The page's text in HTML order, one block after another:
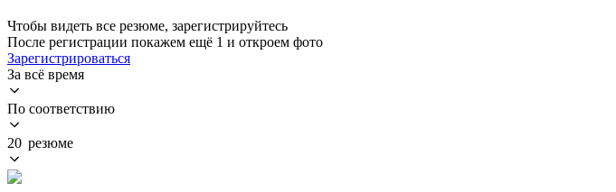
Чтобы видеть все резюме, зарегистрируйтесь
После регистрации покажем ещё 1 и откроем фото
Зарегистрироваться
За всё время
По соответствию
20 резюме